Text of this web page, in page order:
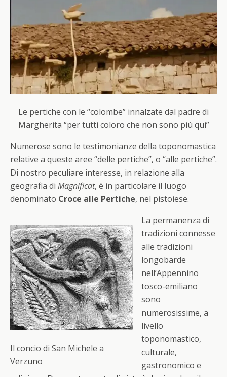
Le pertiche con le “colombe” innalzate dal padre di
Margherita “per tutti coloro che non sono più qui”
Numerose sono le testimonianze della toponomastica
relative a queste aree “delle pertiche”, o “alle pertiche”.
Di nostro peculiare interesse, in relazione alla
geografia di Magnificat, è in particolare il luogo
denominato Croce alle Pertiche, nel pistoiese.
Il concio di San Michele a
Verzuno
La permanenza di
tradizioni connesse
alle tradizioni
longobarde
nell’Appennino
tosco-emiliano
sono
numerosissime, a
livello
toponomastico,
culturale,
gastronomico e